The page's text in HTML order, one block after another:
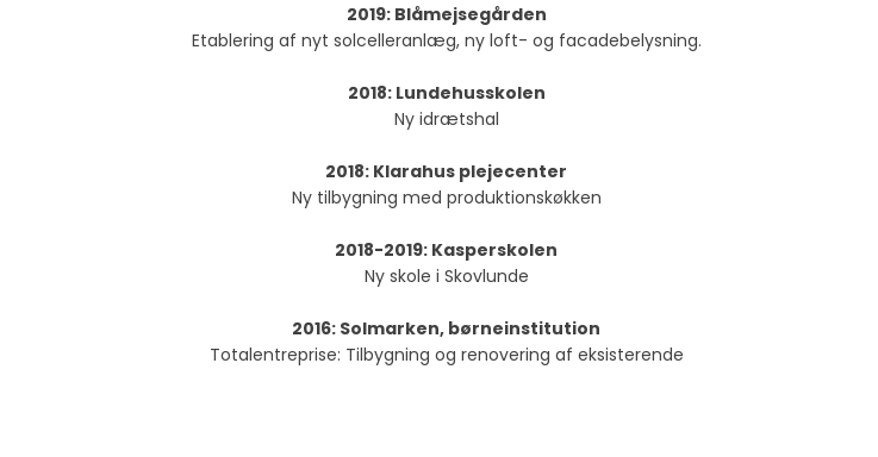
2019: Blåmejsegården
Etablering af nyt solcelleranlæg, ny loft- og facadebelysning.
2018: Lundehusskolen
Ny idrætshal
2018: Klarahus plejecenter
Ny tilbygning med produktionskøkken
2018-2019: Kasperskolen
Ny skole i Skovlunde
2016: Solmarken, børneinstitution
Totalentreprise: Tilbygning og renovering af eksisterende